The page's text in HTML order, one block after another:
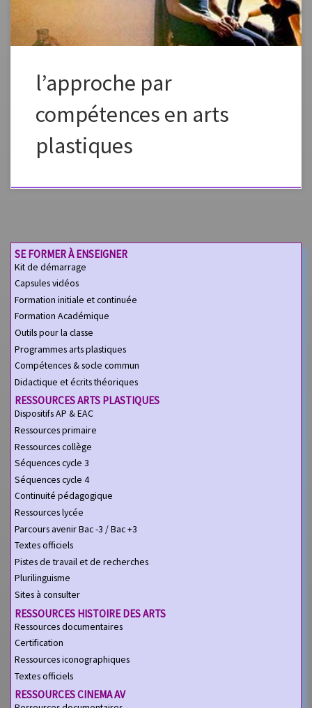
l’approche par
compétences en arts
plastiques
SE FORMER À ENSEIGNER
Kit de démarrage
Capsules vidéos
Formation initiale et continuée
Formation Académique
Outils pour la classe
Programmes arts plastiques
Compétences & socle commun
Didactique et écrits théoriques
RESSOURCES ARTS PLASTIQUES
Dispositifs AP & EAC
Ressources primaire
Ressources collège
Séquences cycle 3
Séquences cycle 4
Continuité pédagogique
Ressources lycée
Parcours avenir Bac -3 / Bac +3
Textes officiels
Pistes de travail et de recherches
Plurilinguisme
Sites à consulter
RESSOURCES HISTOIRE DES ARTS
Ressources documentaires
Certification
Ressources iconographiques
Textes officiels
RESSOURCES CINEMA AV